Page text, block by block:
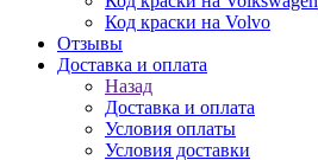
Код краски на Volvo
Отзывы
Доставка и оплата
Назад
Доставка и оплата
Условия оплаты
Условия доставки